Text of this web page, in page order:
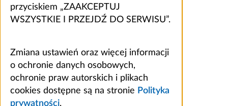
przyciskiem „ZAAKCEPTUJ
WSZYSTKIE I PRZEJDŹ DO SERWISU”.
Zmiana ustawień oraz więcej informacji
o ochronie danych osobowych,
ochronie praw autorskich i plikach
cookies dostępne są na stronie Polityka
prywatności.